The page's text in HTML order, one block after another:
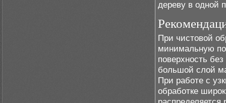
дереву в одной
При чистовой
минимальную
поверхность
большой слой
При работе с
обработке